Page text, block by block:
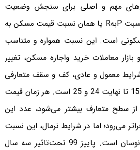
مهم و اصلی برای سنجش وضعیت
تورمی در بازار مسکن، نسبت PبهR یا همان نسبت قیمت مسکن به
است. این نسبت همواره و متناسب
معاملات خرید واجاره مسکن، تغییر
معمول و عادی، کف و سقف متعارفی
دارد که عمدتا بین عدد 15 تا نهایت 24 و 25 است. هر زمان قیمت
سطح متعارف بیشتر می‌شود، عدد این
نیز از سطح 25 فراتر می‌رود؛ اما در شرایط نرمال، این نسبت
بین بازه 15 تا 25 در نوسان است. پاییز 99 تحت‌تاثیر سه سال